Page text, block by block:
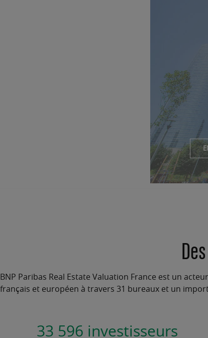
BNP Paribas Real Estate Valuation France est un
français et européen à travers 31 bureaux et un
33 596 investisseurs